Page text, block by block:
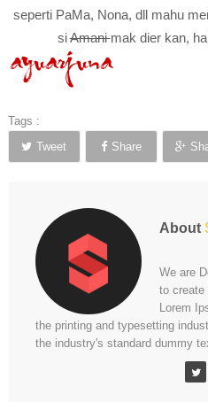
seperti PaMa, Nona, dll mahu
siAmanimak dier kan,
Tags :
Tweet
Share
About
We are
to create
Lorem
the printing and typesetting
the industry's standard dummy